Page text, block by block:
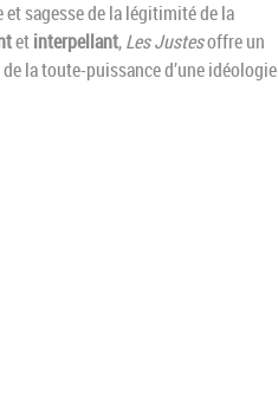
et sagesse de la légitimité de la
etinterpellant,Les Justesoffre un
la toute-puissance d’une idéologie